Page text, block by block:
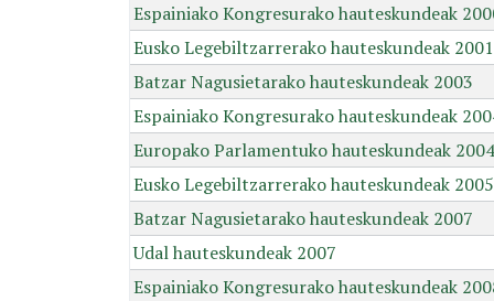
Espainiako Kongresurako hauteskundeak
Eusko Legebiltzarrerako hauteskundeak 2001
Batzar Nagusietarako hauteskundeak 2003
Espainiako Kongresurako hauteskundeak
Europako Parlamentuko hauteskundeak 2004
Eusko Legebiltzarrerako hauteskundeak 2005
Batzar Nagusietarako hauteskundeak 2007
Udal hauteskundeak 2007
Espainiako Kongresurako hauteskundeak